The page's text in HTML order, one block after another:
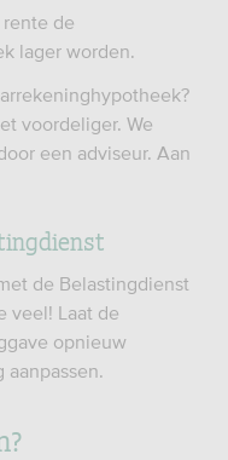
de
lager worden.
voordeliger. We
een adviseur. Aan
de Belastingdienst
veel! Laat de
opnieuw